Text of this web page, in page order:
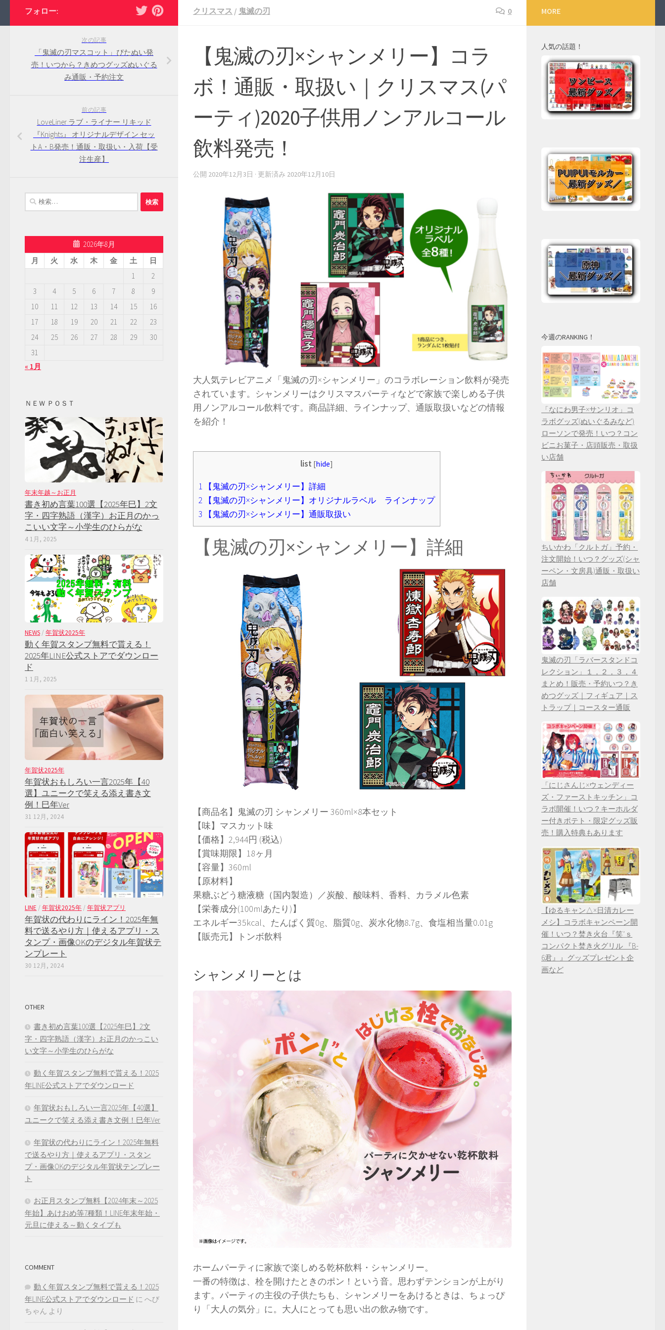
クリスマス / 鬼滅の刃 0
【鬼滅の刃×シャンメリー】コラ
ボ！通販・取扱い｜クリスマス(パ
ーティ)2020子供用ノンアルコール
飲料発売！
公開 2020年12月3日 · 更新済み 2020年12月10日
大人気テレビアニメ「鬼滅の刃×シャンメリー」のコラボレーション飲料が発売
されています。シャンメリーはクリスマスパーティなどで家族で楽しめる子供
用ノンアルコール飲料です。商品詳細、ラインナップ、通販取扱いなどの情報
を紹介！
list [hide]
1 【鬼滅の刃×シャンメリー】詳細
2 【鬼滅の刃×シャンメリー】オリジナルラベル ラインナップ
3 【鬼滅の刃×シャンメリー】通販取扱い
【鬼滅の刃×シャンメリー】詳細
【商品名】鬼滅の刃 シャンメリー 360ml×8本セット
【味】マスカット味
【価格】2,944円 (税込)
【賞味期限】18ヶ月
【容量】360ml
【原材料】
果糖ぶどう糖液糖（国内製造）／炭酸、酸味料、香料、カラメル色素
【栄養成分(100mlあたり)】
エネルギー35kcal、たんぱく質0g、脂質0g、炭水化物8.7g、食塩相当量0.01g
【販売元】トンボ飲料
シャンメリーとは
ホームパーティに家族で楽しめる乾杯飲料・シャンメリー。
一番の特徴は、栓を開けたときのポン！という音。思わずテンションが上がり
ます。パーティの主役の子供たちも、シャンメリーをあけるときは、ちょっぴ
り「大人の気分」に。大人にとっても思い出の飲み物です。
フォロー:
次の記事
「鬼滅の刃マスコット」ぴたぬい発
売！いつから？きめつグッズぬいぐる
み通販・予約注文
前の記事
LoveLiner ラブ・ライナー リキッド
『Knights』 オリジナルデザイン セッ
トA・B発売！通販・取扱い・入荷【受
注生産】
検
索:
2026年8月
月
火 水 木 金 土
日
1
2
3
4 5 6 7 8
9
10
11 12 13 14 15
16
17
18 19 20 21 22
23
24
25 26 27 28 29
30
31
« 1月
ＮＥＷ ＰＯＳＴ
年末年越～お正月
書き初め言葉100選【2025年巳】2文
字・四字熟語（漢字）お正月のかっ
こいい文字～小学生のひらがな
4 1月, 2025
NEWS / 年賀状2025年
動く年賀スタンプ無料で貰える！
2025年LINE公式ストアでダウンロー
ド
1 1月, 2025
年賀状2025年
年賀状おもしろい一言2025年【40
選】ユニークで笑える添え書き文
例！巳年Ver
31 12月, 2024
LINE / 年賀状2025年 / 年賀状アプリ
年賀状の代わりにライン！2025年無
料で送るやり方｜使えるアプリ・ス
タンプ・画像OKのデジタル年賀状テ
ンプレート
30 12月, 2024
OTHER
書き初め言葉100選【2025年巳】2文
字・四字熟語（漢字）お正月のかっこい
い文字～小学生のひらがな
動く年賀スタンプ無料で貰える！2025
年LINE公式ストアでダウンロード
年賀状おもしろい一言2025年【40選】
ユニークで笑える添え書き文例！巳年Ver
年賀状の代わりにライン！2025年無料
で送るやり方｜使えるアプリ・スタン
プ・画像OKのデジタル年賀状テンプレー
ト
お正月スタンプ無料【2024年末～2025
年始】あけおめ等7種類！LINE年末年始・
元旦に使える～動くタイプも
COMMENT
動く年賀スタンプ無料で貰える！2025
年LINE公式ストアでダウンロード に へび
ちゃん より
MORE
人気の話題！
今週のRANKING！
「なにわ男子×サンリオ」コ
ラボグッズ(ぬいぐるみなど)
ローソンで発売！いつ？コン
ビニお菓子・店頭販売・取扱
い店舗
ちいかわ「クルトガ」予約・
注文開始！いつ？グッズ(シャ
ーペン・文房具)通販・取扱い
店舗
鬼滅の刃「ラバースタンドコ
レクション」１，２，３，４
まとめ！販売・予約いつ？き
めつグッズ｜フィギュア｜ス
トラップ｜コースター通販
「にじさんじ×ウェンディー
ズ・ファーストキッチン」コ
ラボ開催！いつ？キーホルダ
ー付きポテト・限定グッズ販
売！購入特典もあります
【ゆるキャン△×日清カレー
メシ】コラボキャンペーン開
催！いつ？焚き火台『笑’ｓ
コンパクト焚き火グリル 『B-
6君』』グッズプレゼント企
画など